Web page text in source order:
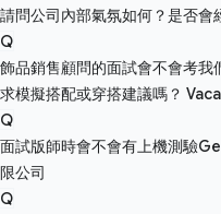
請問公司內部氣氛如何？是否會
Q
飾品銷售顧問的面試會不會考
求模擬搭配或穿搭建議嗎？
Q
面試版師時會不會有上機測驗
限公司
Q